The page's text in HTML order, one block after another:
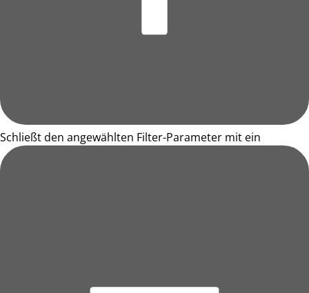
Schließt den angewählten Filter-Parameter mit ein